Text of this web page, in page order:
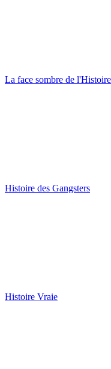
La face sombre de l'Histoire
Histoire des Gangsters
Histoire Vraie